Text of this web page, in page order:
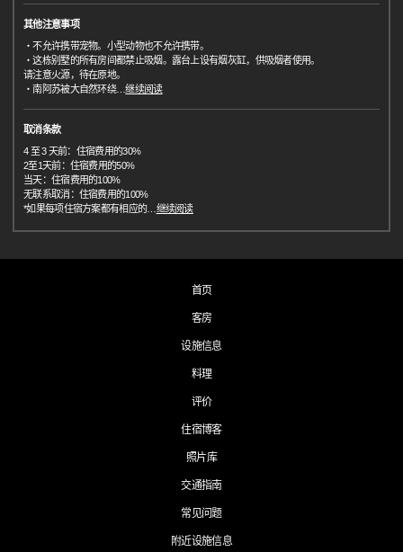
其他注意事项
・不允许携带宠物。小型动物也不允许携带。
・这栋别墅的所有房间都禁止吸烟。露台上设有烟灰缸，供吸烟者使用。
请注意火源，待在原地。
・南阿苏被大自然环绕…继续阅读
取消条款
4 至 3 天前：住宿费用的30%
2至1天前：住宿费用的50%
当天：住宿费用的100%
无联系取消：住宿费用的100%
*如果每项住宿方案都有相应的… 继续阅读
首页
客房
设施信息
料理
评价
住宿博客
照片库
交通指南
常见问题
附近设施信息